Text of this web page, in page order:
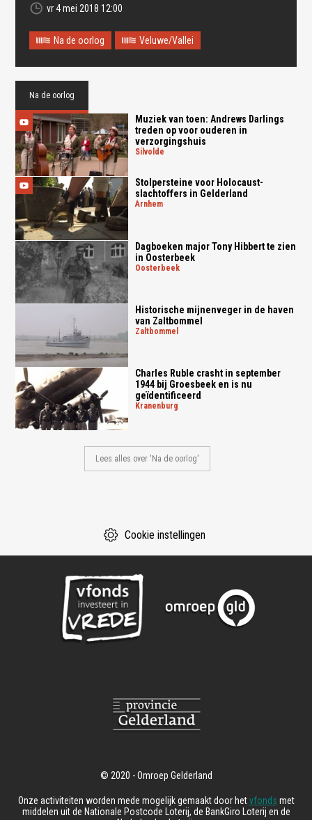
vr 4 mei 2018 12:00
Na de oorlog Veluwe/Vallei
Na de oorlog
Muziek van toen: Andrews Darlings
treden op voor ouderen in
verzorgingshuis
silvolde
Stolpersteine voor Holocaust-
slachtoffers in Gelderland
arnhem
Dagboeken major Tony Hibbert te zien
in Oosterbeek
oosterbeek
Historische mijnenveger in de haven
van Zaltbommel
zaltbommel
Charles Ruble crasht in september
1944 bij Groesbeek en is nu
geïdentificeerd
kranenburg
Lees alles over 'Na de oorlog'
Cookie instellingen
Onze activiteiten worden mede mogelijk gemaakt door hetvfonds met
middelen uit de Nationale Postcode Loterij, de BankGiro Loterij en de